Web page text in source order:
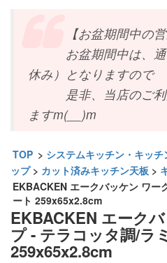
【お盆期間中の営
お盆期間中は、通
休み）となりますので
是非、当店のご利
ますm(__)m
TOP > システムキッチン・キッ
ップ> カット済みキッチン天板 >
EKBACKEN エークバッケン ワー
ート 259x65x2.8cm
EKBACKEN エーク
プ - テラコッタ調/ラ
259x65x2.8cm